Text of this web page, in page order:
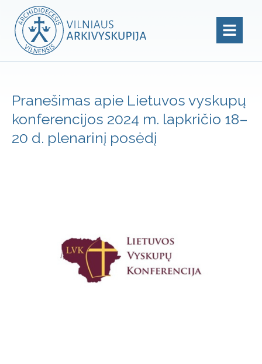
Pranešimas apie Lietuvos vyskupų
konferencijos 2024 m. lapkričio 18–
20 d. plenarinį posėdį